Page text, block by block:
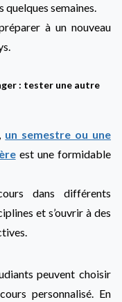
semaines.
à un nouveau
: tester une autre
un semestre ou une
est une formidable
dans différents
et s’ouvrir à des
peuvent choisir
personnalisé. En